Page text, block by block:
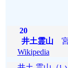
20
井土霊山 宮
Wikipedia